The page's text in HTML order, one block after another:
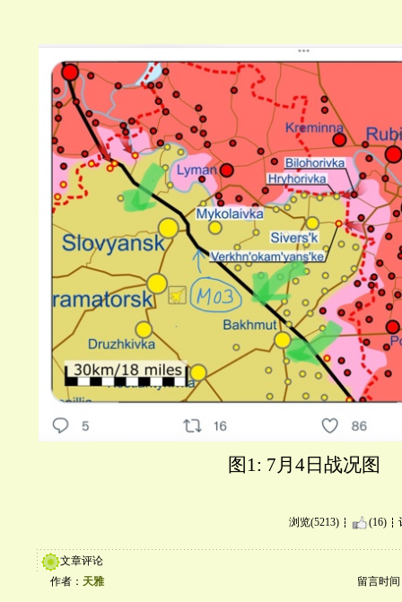
图1: 7月4日战况图
浏览(5213) (16)
文章评论
作者： 天雅 留言时间